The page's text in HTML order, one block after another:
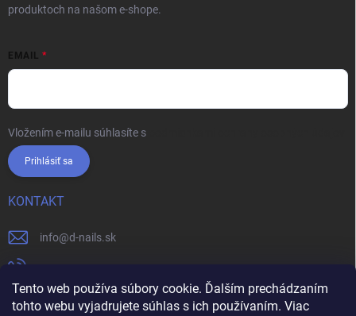
Tento web používa súbory cookie. Ďalším prechádzaním
tohto webu vyjadrujete súhlas s ich používaním. Viac
produktoch na našom e-shope.
EMAIL
Vložením e-mailu súhlasíte s
Prihlásiť sa
KONTAKT
info@d-nails.sk
https://www.facebook.com/dnails.sk/